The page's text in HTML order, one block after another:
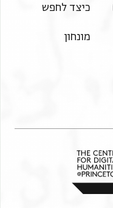
כיצד לחפש
מונחון